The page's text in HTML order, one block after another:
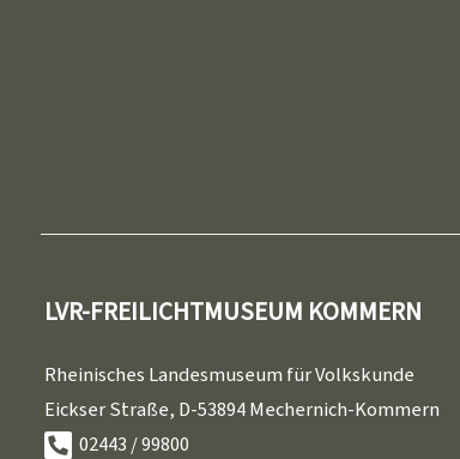
LVR-FREILICHTMUSEUM KOMMERN
Rheinisches Landesmuseum für Volkskunde
Eickser Straße, D-53894 Mechernich-Kommern
02443 / 99800